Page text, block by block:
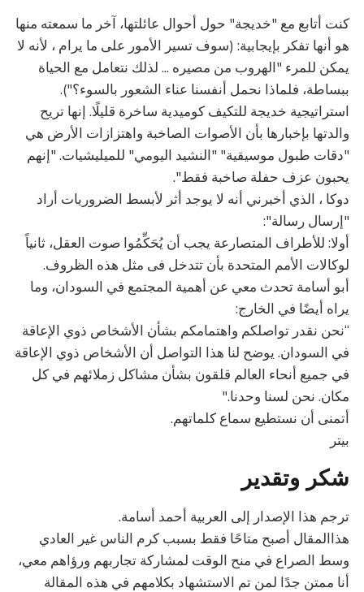
كنت أتابع مع "خديجة" حول أحوال عائلتها، آخر ما سمعته منها
هو أنها تفكر بإيجابية: (سوف تسير الأمور على ما يرام ، لأنه لا
يمكن للمرء "الهروب من مصيره ... لذلك نتعامل مع الحياة
ببساطة، فلماذا نحمل أنفسنا عناء الشعور بالسوء؟").
استراتيجية خديجة للتكيف كوميدية ساخرة قليلًا. إنها تريح
والدتها بإخبارها بأن الأصوات الصاخبة واهتزازات الأرض هي
"دقات طبول موسيقية" "النشيد اليومي" للميليشيات. "إنهم
يحبون عزف حفلة صاخبة فقط".
دوكا ، الذي أخبرني أنه لا يوجد أثر لأبسط الضروريات أراد
"إرسال رسالة":
أولا: للأطراف المتصارعة يجب أن يُحَكِّمُوا صوت العقل، ثانياً
لوكالات الأمم المتحدة بأن تتدخل فى مثل هذه الظروف.
أبو أسامة تحدث معي عن أهمية المجتمع في السودان، وما
يراه أيضًا في الخارج:
“نحن نقدر تواصلكم واهتمامكم بشأن الأشخاص ذوي الإعاقة
في السودان. يوضح لنا هذا التواصل أن الأشخاص ذوي الإعاقة
في جميع أنحاء العالم قلقون بشأن مشاكل زملائهم في كل
مكان. نحن لسنا وحدنا."
أتمنى أن نستطيع سماع كلماتهم.
بيتر
شكر وتقدير
ترجم هذا الإصدار إلى العربية أحمد أسامة.
هذاالمقال أصبح متاحًا فقط بسبب كرم الناس غير العادي
وسط الصراع في منح الوقت لمشاركة تجاربهم ورؤاهم معي،
أنا ممتن جدًا لمن تم الاستشهاد بكلامهم في هذه المقالة